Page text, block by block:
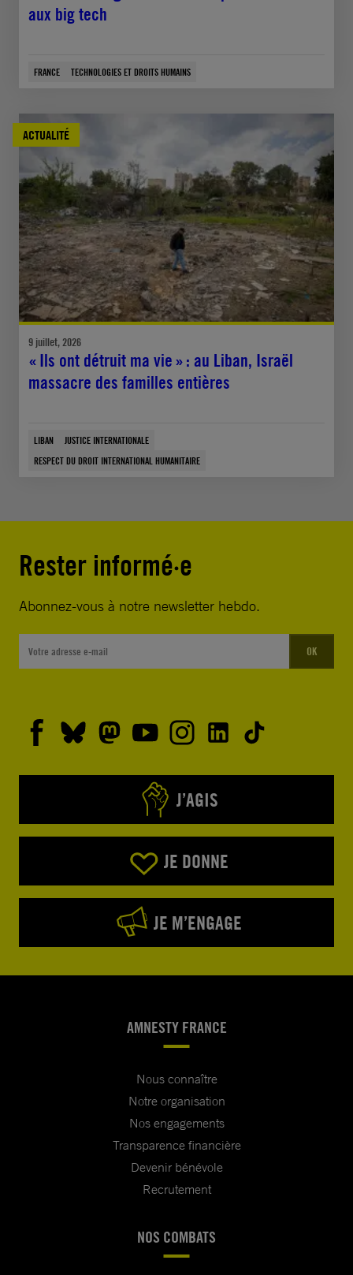
aux big tech
FRANCE TECHNOLOGIES ET DROITS HUMAINS
ACTUALITÉ
9 juillet, 2026
« Ils ont détruit ma vie » : au Liban, Israël
massacre des familles entières
LIBAN
JUSTICE INTERNATIONALE
RESPECT DU DROIT INTERNATIONAL HUMANITAIRE
Rester informé·e
Abonnez-vous à notre newsletter hebdo.
OK
J’AGIS
JE DONNE
JE M’ENGAGE
AMNESTY FRANCE
Nous connaître
Notre organisation
Nos engagements
Transparence financière
Devenir bénévole
Recrutement
NOS COMBATS